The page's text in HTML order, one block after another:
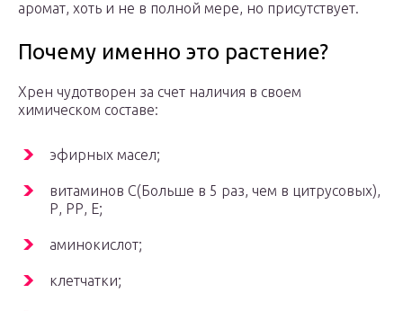
аромат, хоть и не в полной мере, но присутствует.
Почему именно это растение?
Хрен чудотворен за счет наличия в своем
химическом составе:
эфирных масел;
витаминов С(Больше в 5 раз, чем в цитрусовых),
Р, РР, Е;
аминокислот;
клетчатки;